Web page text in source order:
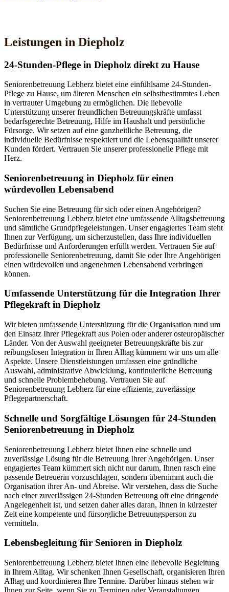
Leistungen in Diepholz
24-Stunden-Pflege in Diepholz direkt zu Hause
Seniorenbetreuung Lebherz bietet eine einfühlsame 24-Stunden-
Pflege zu Hause, um älteren Menschen ein selbstbestimmtes Leben
in vertrauter Umgebung zu ermöglichen. Die liebevolle
Unterstützung unserer freundlichen Betreuungskräfte umfasst
bedarfsgerechte Betreuung, Hilfe im Haushalt und persönliche
Fürsorge. Wir setzen auf eine ganzheitliche Betreuung, die
individuelle Bedürfnisse respektiert und die Lebensqualität unserer
Kunden fördert. Vertrauen Sie unserer professionelle Pflege mit
Herz.
Senioren­betreuung in Diepholz für einen
würdevollen Lebensabend
Suchen Sie eine Betreuung für sich oder einen Angehörigen?
Seniorenbetreuung Lebherz bietet eine umfassende Alltagsbetreuung
und sämtliche Grundpflegeleistungen. Unser engagiertes Team steht
Ihnen zur Verfügung, um sicherzustellen, dass Ihre individuellen
Bedürfnisse und Anforderungen erfüllt werden. Vertrauen Sie auf
professionelle Seniorenbetreuung, damit Sie oder Ihre Angehörigen
einen würdevollen und angenehmen Lebensabend verbringen
können.
Umfassende Unterstützung für die Integration Ihrer
Pflegekraft in Diepholz
Wir bieten umfassende Unterstützung für die Organisation rund um
den Einsatz Ihrer Pflegekraft aus Polen oder anderer osteuropäischer
Länder. Von der Auswahl geeigneter Betreuungskräfte bis zur
reibungslosen Integration in Ihren Alltag kümmern wir uns um alle
Aspekte. Unsere Dienstleistungen umfassen eine gründliche
Auswahl, administrative Abwicklung, kontinuierliche Betreuung
und schnelle Problembehebung. Vertrauen Sie auf
Seniorenbetreuung Lebherz für eine effiziente, zuverlässige
Pflegepartnerschaft.
Schnelle und Sorgfältige Lösungen für 24-Stunden
Seniorenbetreuung in Diepholz
Seniorenbetreuung Lebherz bietet Ihnen eine schnelle und
zuverlässige Lösung für die Betreuung Ihrer Angehörigen. Unser
engagiertes Team kümmert sich nicht nur darum, Ihnen rasch eine
passende Betreuerin vorzuschlagen, sondern übernimmt auch die
Organisation ihrer An- und Abreise. Wir verstehen, dass die Suche
nach einer zuverlässigen 24-Stunden Betreuung oft eine dringende
Angelegenheit ist, und setzen daher alles daran, Ihnen in kürzester
Zeit eine kompetente und fürsorgliche Betreuungsperson zu
vermitteln.
Lebensbegleitung für Senioren in Diepholz
Seniorenbetreuung Lebherz bietet Ihnen eine liebevolle Begleitung
in Ihrem Alltag. Wir schenken Ihnen Gesellschaft, organisieren Ihren
Alltag und koordinieren Ihre Termine. Darüber hinaus stehen wir
Ihnen zur Seite, wenn Sie zu Terminen oder Veranstaltungen